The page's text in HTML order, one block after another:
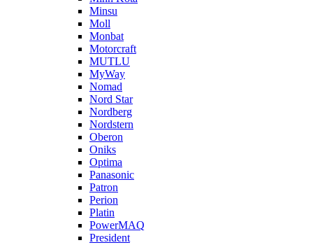
Minsu
Moll
Monbat
Motorcraft
MUTLU
MyWay
Nomad
Nord Star
Nordberg
Nordstern
Oberon
Oniks
Optima
Panasonic
Patron
Perion
Platin
PowerMAQ
President